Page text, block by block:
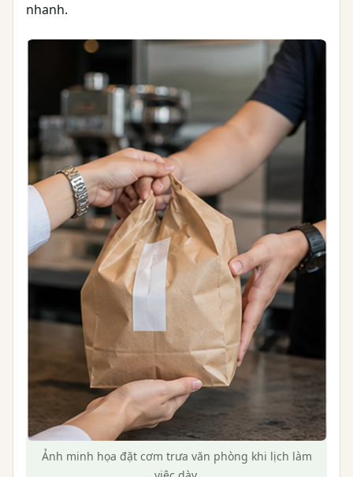
nhanh.
Ảnh minh họa đặt cơm trưa văn phòng khi lịch làm